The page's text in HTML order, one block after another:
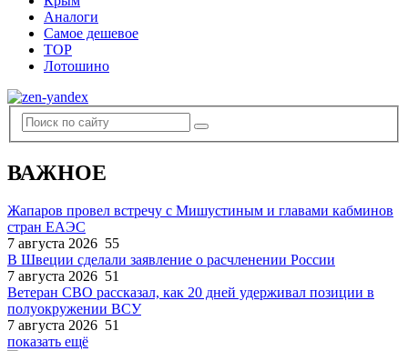
Аналоги
Самое дешевое
TOP
Лотошино
ВАЖНОЕ
Жапаров провел встречу с Мишустиным и главами кабминов
стран ЕАЭС
7 августа 2026 55
В Швеции сделали заявление о расчленении России
7 августа 2026 51
Ветеран СВО рассказал, как 20 дней удерживал позиции в
полуокружении ВСУ
7 августа 2026 51
показать ещё